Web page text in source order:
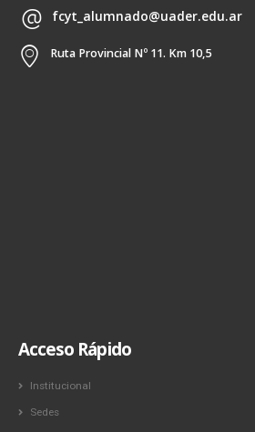
fcyt_alumnado@uader.edu.ar
Ruta Provincial Nº 11. Km 10,5
Acceso Rápido
Institucional
Sedes